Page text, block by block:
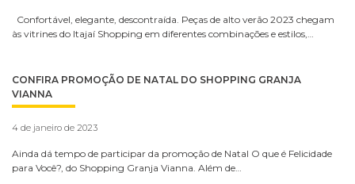
Confortável, elegante, descontraída. Peças de alto verão 2023 chegam
às vitrines do Itajaí Shopping em diferentes combinações e estilos,…
CONFIRA PROMOÇÃO DE NATAL DO SHOPPING GRANJA
VIANNA
4 de janeiro de 2023
Ainda dá tempo de participar da promoção de Natal O que é Felicidade
para Você?, do Shopping Granja Vianna. Além de…